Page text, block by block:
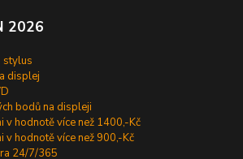
2026
stylus
displej
bodů na displeji
v hodnotě více než 1400,-Kč
v hodnotě více než 900,-Kč
24/7/365